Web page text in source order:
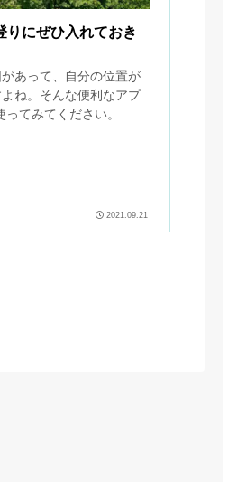
りにぜひ入れておき
あって、自分の位置が
ね。そんな便利なアプ
てみてください。
2021.09.21